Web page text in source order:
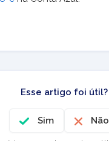
Esse artigo foi útil?
Sim Não